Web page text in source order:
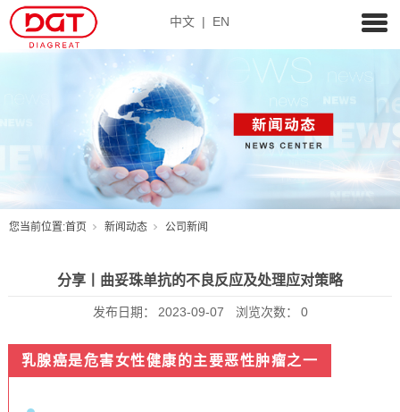
中文 | EN
您当前位置:首页 新闻动态 公司新闻
分享丨曲妥珠单抗的不良反应及处理应对策略
发布日期： 2023-09-07 浏览次数： 0
乳腺癌是危害女性健康的主要恶性肿瘤之一